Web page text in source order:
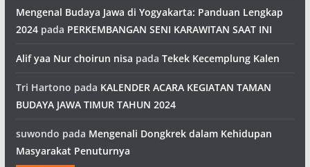
Mengenal Budaya Jawa di Yogyakarta: Panduan Lengkap
2024pada PERKEMBANGAN SENI KARAWITAN SAAT INI
Alif yaa Nur choirun nisa pada Tekek Kecemplung Kalen
Tri Hartono pada KALENDER ACARA KEGIATAN TAMAN
BUDAYA JAWA TIMUR TAHUN 2024
suwondo pada Mengenali Dongkrek dalam Kehidupan
Masyarakat Penuturnya